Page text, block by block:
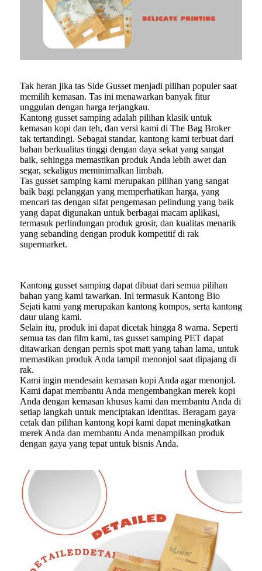
Tak heran jika tas Side Gusset menjadi pilihan populer saat
memilih kemasan. Tas ini menawarkan banyak fitur
unggulan dengan harga terjangkau.
Kantong gusset samping adalah pilihan klasik untuk
kemasan kopi dan teh, dan versi kami di The Bag Broker
tak tertandingi. Sebagai standar, kantong kami terbuat dari
bahan berkualitas tinggi dengan daya sekat yang sangat
baik, sehingga memastikan produk Anda lebih awet dan
segar, sekaligus meminimalkan limbah.
Tas gusset samping kami merupakan pilihan yang sangat
baik bagi pelanggan yang memperhatikan harga, yang
mencari tas dengan sifat pengemasan pelindung yang baik
yang dapat digunakan untuk berbagai macam aplikasi,
termasuk perlindungan produk grosir, dan kualitas menarik
yang sebanding dengan produk kompetitif di rak
supermarket.
Kantong gusset samping dapat dibuat dari semua pilihan
bahan yang kami tawarkan. Ini termasuk Kantong Bio
Sejati kami yang merupakan kantong kompos, serta kantong
daur ulang kami.
Selain itu, produk ini dapat dicetak hingga 8 warna. Seperti
semua tas dan film kami, tas gusset samping PET dapat
ditawarkan dengan pernis spot matt yang tahan lama, untuk
memastikan produk Anda tampil menonjol saat dipajang di
rak.
Kami ingin mendesain kemasan kopi Anda agar menonjol.
Kami dapat membantu Anda mengembangkan merek kopi
Anda dengan kemasan khusus kami dan membantu Anda di
setiap langkah untuk menciptakan identitas. Beragam gaya
cetak dan pilihan kantong kopi kami dapat meningkatkan
merek Anda dan membantu Anda menampilkan produk
dengan gaya yang tepat untuk bisnis Anda.